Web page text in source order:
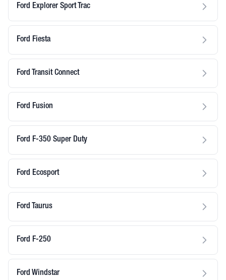
Ford Explorer Sport Trac
Ford Fiesta
Ford Transit Connect
Ford Fusion
Ford F-350 Super Duty
Ford Ecosport
Ford Taurus
Ford F-250
Ford Windstar